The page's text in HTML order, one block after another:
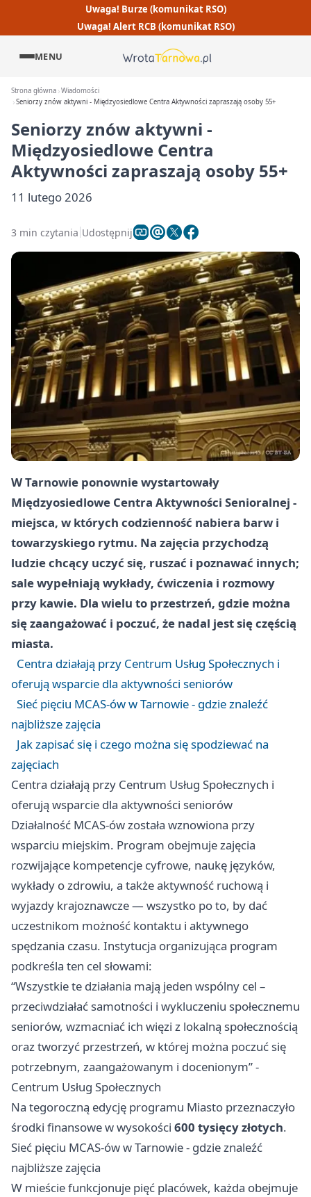
Uwaga! Burze (komunikat RSO)
Uwaga! Alert RCB (komunikat RSO)
MENU
Strona główna Wiadomości
Seniorzy znów aktywni - Międzyosiedlowe Centra Aktywności zapraszają osoby 55+
Seniorzy znów aktywni -
Międzyosiedlowe Centra
Aktywności zapraszają osoby 55+
11 lutego 2026
3 min czytania Udostępnij
W Tarnowie ponownie wystartowały
Międzyosiedlowe Centra Aktywności Senioralnej -
miejsca, w których codzienność nabiera barw i
towarzyskiego rytmu. Na zajęcia przychodzą
ludzie chcący uczyć się, ruszać i poznawać innych;
sale wypełniają wykłady, ćwiczenia i rozmowy
przy kawie. Dla wielu to przestrzeń, gdzie można
się zaangażować i poczuć, że nadal jest się częścią
miasta.
Centra działają przy Centrum Usług Społecznych i
oferują wsparcie dla aktywności seniorów
Sieć pięciu MCAS-ów w Tarnowie - gdzie znaleźć
najbliższe zajęcia
Jak zapisać się i czego można się spodziewać na
zajęciach
Centra działają przy Centrum Usług Społecznych i
oferują wsparcie dla aktywności seniorów
Działalność MCAS-ów została wznowiona przy
wsparciu miejskim. Program obejmuje zajęcia
rozwijające kompetencje cyfrowe, naukę języków,
wykłady o zdrowiu, a także aktywność ruchową i
wyjazdy krajoznawcze — wszystko po to, by dać
uczestnikom możność kontaktu i aktywnego
spędzania czasu. Instytucja organizująca program
podkreśla ten cel słowami:
“Wszystkie te działania mają jeden wspólny cel –
przeciwdziałać samotności i wykluczeniu społecznemu
seniorów, wzmacniać ich więzi z lokalną społecznością
oraz tworzyć przestrzeń, w której można poczuć się
potrzebnym, zaangażowanym i docenionym” -
Centrum Usług Społecznych
Na tegoroczną edycję programu Miasto przeznaczyło
środki finansowe w wysokości 600 tysięcy złotych.
Sieć pięciu MCAS-ów w Tarnowie - gdzie znaleźć
najbliższe zajęcia
W mieście funkcjonuje pięć placówek, każda obejmuje